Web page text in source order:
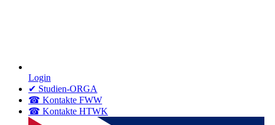
Login
✔ Studien-ORGA
☎ Kontakte FWW
☎ Kontakte HTWK